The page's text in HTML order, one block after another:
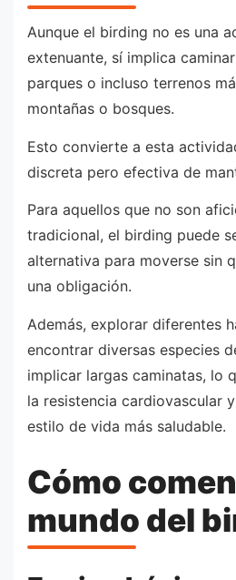
Aunque el birding no es una
extenuante, sí implica
parques o incluso terrenos
montañas o bosques.
Esto convierte a esta
discreta pero efectiva de
Para aquellos que no son
tradicional, el birding puede
alternativa para moverse sin
una obligación.
Además, explorar diferentes
encontrar diversas especies
implicar largas caminatas, lo
la resistencia cardiovascular
estilo de vida más saludable.
Cómo
mundo del